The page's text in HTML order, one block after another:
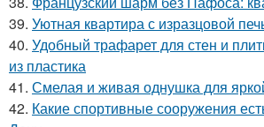
39. Уютная квартира с изразцовой
40. Удобный трафарет для стен и
из пластика
41. Смелая и живая однушка для
42. Какие спортивные сооружения